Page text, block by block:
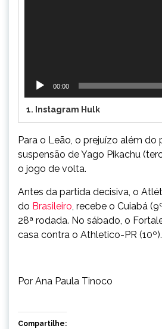
00:00
1. Instagram Hulk
Para o Leão, o prejuízo além do
suspensão de Yago Pikachu
o jogo de volta.
Antes da partida decisiva, o
do Brasileiro, recebe o Cuiabá
28ª rodada. No sábado, o
casa contra o Athletico-PR (10º).
Por Ana Paula Tinoco
Compartilhe: